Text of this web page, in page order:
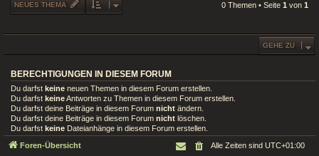
NEUES THEMA 0 Themen • Seite 1 von 1
GEHE ZU
BERECHTIGUNGEN IN DIESEM FORUM
Du darfst keine neuen Themen in diesem Forum erstellen.
Du darfst keineAntworten zu Themen in diesem Forum erstellen.
Du darfst deine Beiträge in diesem Forum nicht ändern.
Du darfst deine Beiträge in diesem Forum nicht löschen.
Du darfst keine Dateianhänge in diesem Forum erstellen.
Foren-Übersicht Alle Zeiten sind UTC+01:00